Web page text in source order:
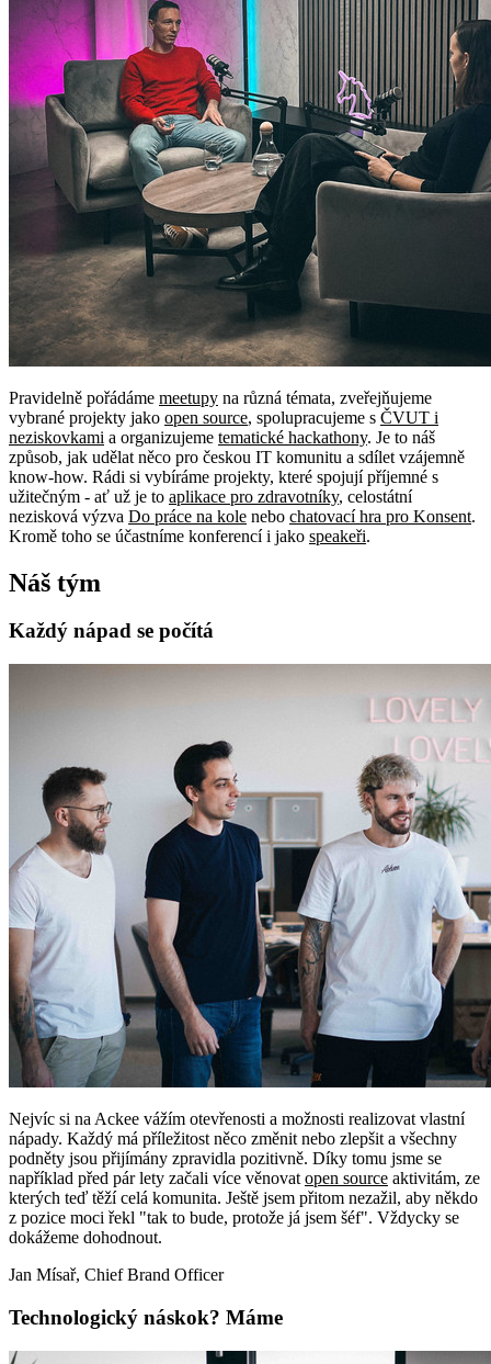
Pravidelně pořádáme meetupy na různá témata, zveřejňujeme
vybrané projekty jako open source, spolupracujeme s ČVUT i
neziskovkami a organizujeme tematické hackathony. Je to náš
způsob, jak udělat něco pro českou IT komunitu a sdílet vzájemně
know-how. Rádi si vybíráme projekty, které spojují příjemné s
užitečným - ať už je to aplikace pro zdravotníky, celostátní
nezisková výzva Do práce na kole nebo chatovací hra pro Konsent.
Kromě toho se účastníme konferencí i jako speakeři.
Náš tým
Každý nápad se počítá
Nejvíc si na Ackee vážím otevřenosti a možnosti realizovat vlastní
nápady. Každý má příležitost něco změnit nebo zlepšit a všechny
podněty jsou přijímány zpravidla pozitivně. Díky tomu jsme se
například před pár lety začali více věnovat open source aktivitám, ze
kterých teď těží celá komunita. Ještě jsem přitom nezažil, aby někdo
z pozice moci řekl "tak to bude, protože já jsem šéf". Vždycky se
dokážeme dohodnout.
Jan Mísař, Chief Brand Officer
Technologický náskok? Máme